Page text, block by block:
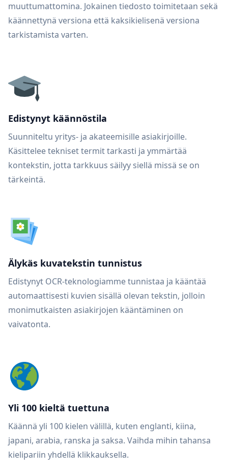
muuttumattomina. Jokainen tiedosto toimitetaan sekä
käännettynä versiona että kaksikielisenä versiona
tarkistamista varten.
Edistynyt käännöstila
Suunniteltu yritys- ja akateemisille asiakirjoille.
Käsittelee tekniset termit tarkasti ja ymmärtää
kontekstin, jotta tarkkuus säilyy siellä missä se on
tärkeintä.
Älykäs kuvatekstin tunnistus
Edistynyt OCR-teknologiamme tunnistaa ja kääntää
automaattisesti kuvien sisällä olevan tekstin, jolloin
monimutkaisten asiakirjojen kääntäminen on
vaivatonta.
Yli 100 kieltä tuettuna
Käännä yli 100 kielen välillä, kuten englanti, kiina,
japani, arabia, ranska ja saksa. Vaihda mihin tahansa
kielipariin yhdellä klikkauksella.